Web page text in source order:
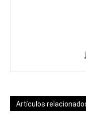
Artículos